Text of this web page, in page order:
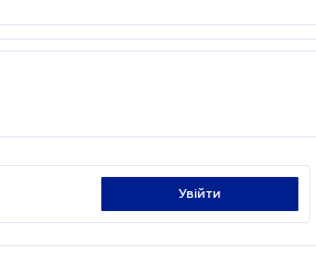
увійти